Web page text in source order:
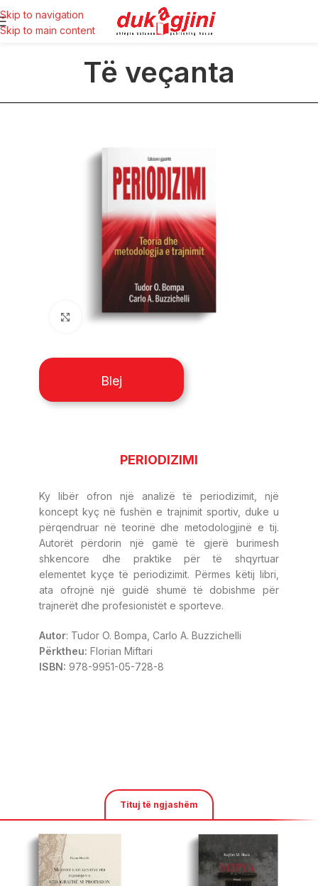
Skip to navigation
Skip to main content
Të veçanta
Click to enlarge
Blej
PERIODIZIMI
Ky libër ofron një analizë të periodizimit, një
koncept kyç në fushën e trajnimit sportiv, duke u
përqendruar në teorinë dhe metodologjinë e tij.
Autorët përdorin një gamë të gjerë burimesh
shkencore dhe praktike për të shqyrtuar
elementet kyçe të periodizimit. Përmes këtij libri,
ata ofrojnë një guidë shumë të dobishme për
trajnerët dhe profesionistët e sporteve.
Autor: Tudor O. Bompa, Carlo A. Buzzichelli
Përktheu: Florian Miftari
ISBN: 978-9951-05-728-8
Tituj të ngjashëm